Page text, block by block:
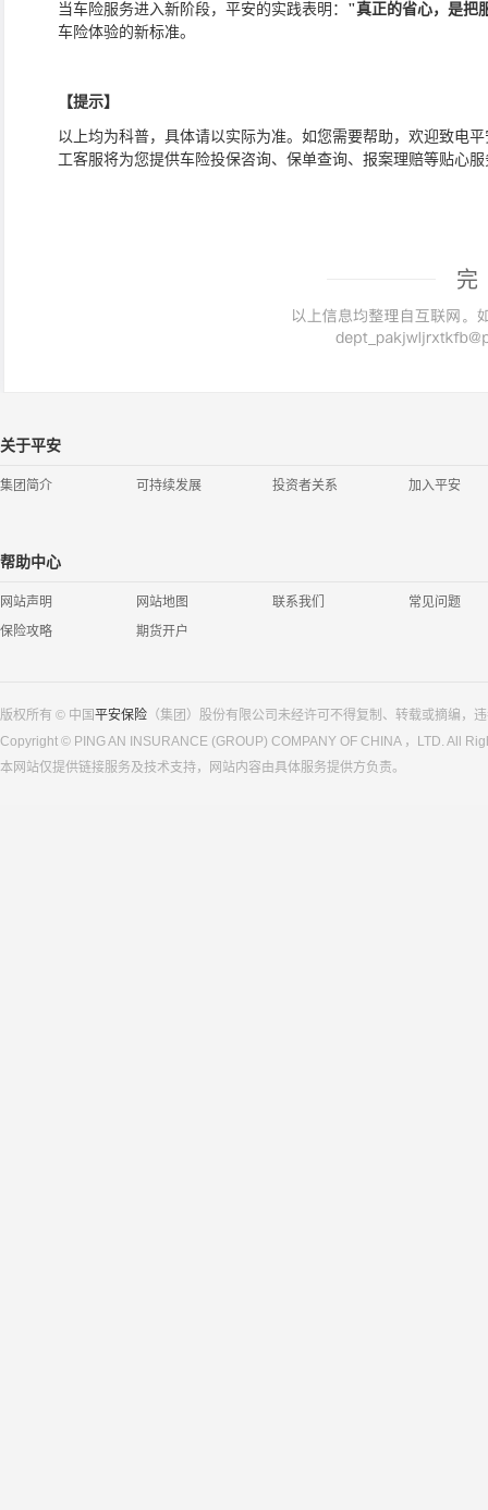
当车险服务进入新阶段，平安的实践表明： "真正的省心，是把
车险体验的新标准。
【提示】
以上均为科普，具体请以实际为准。如您需要帮助，欢迎致电
工客服将为您提供车险投保咨询、保单查询、报案理赔等贴心服
完
关于平安
集团简介 可持续发展 投资者关系 加入平安
帮助中心
网站声明 网站地图 联系我们
常见问题
保险攻略
期货开户
版权所有 © 中国平安保险 （集团）股份有限公司未经许可不得复制、转载或摘编，
Copyright © PING AN INSURANCE (GROUP) COMPANY OF CHINA ，LTD. All
本网站仅提供链接服务及技术支持，网站内容由具体服务提供方负责。